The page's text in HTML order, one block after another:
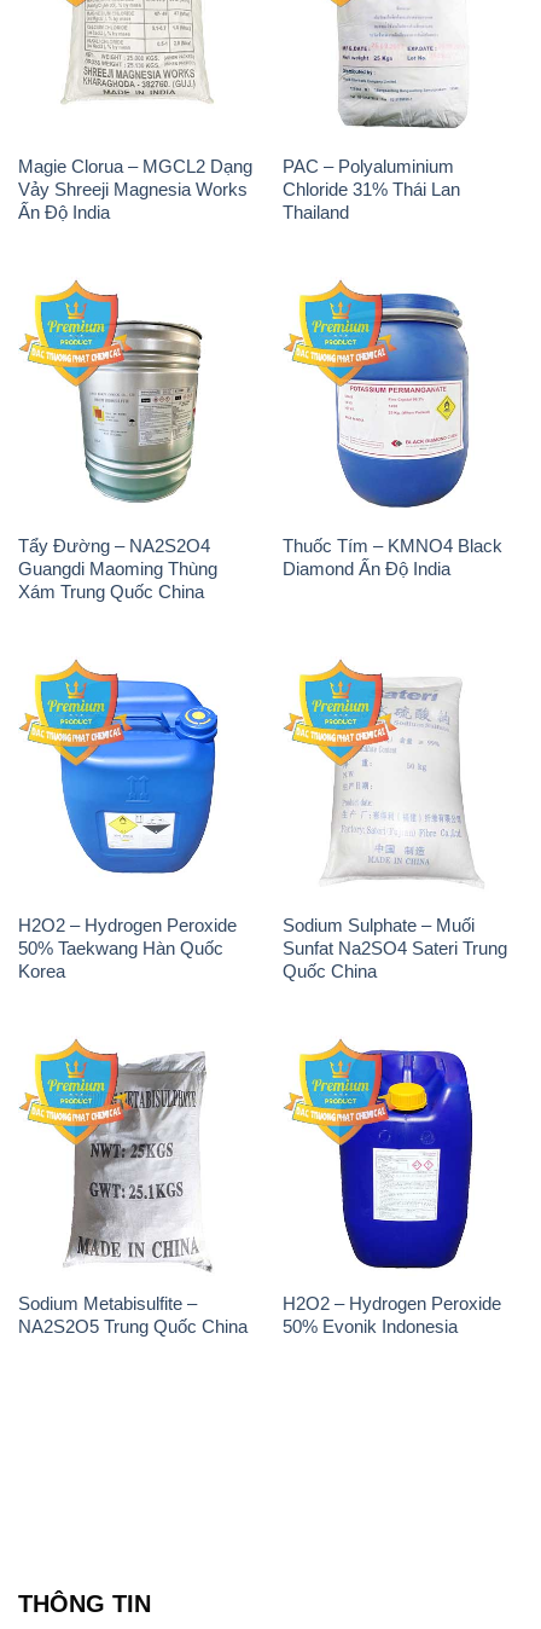
Magie Clorua – MGCL2 Dạng
Vảy Shreeji Magnesia Works
Ấn Độ India
PAC – Polyaluminium
Chloride 31% Thái Lan
Thailand
Tẩy Đường – NA2S2O4
Guangdi Maoming Thùng
Xám Trung Quốc China
Thuốc Tím – KMNO4 Black
Diamond Ấn Độ India
H2O2 – Hydrogen Peroxide
50% Taekwang Hàn Quốc
Sodium Sulphate – Muối
Sunfat Na2SO4 Sateri Trung
Quốc China
Sodium Metabisulfite –
NA2S2O5 Trung Quốc China
H2O2 – Hydrogen Peroxide
50% Evonik Indonesia
Chính sách và quy định chung